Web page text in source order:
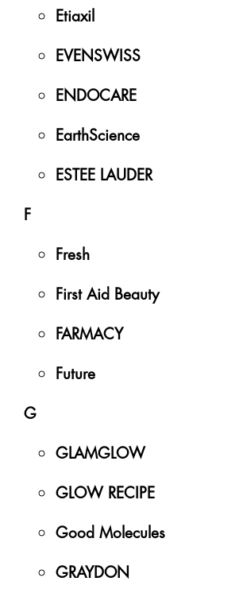
Etiaxil
EVENSWISS
ENDOCARE
EarthScience
ESTEE LAUDER
F
Fresh
First Aid Beauty
FARMACY
Future
G
GLAMGLOW
GLOW RECIPE
Good Molecules
GRAYDON